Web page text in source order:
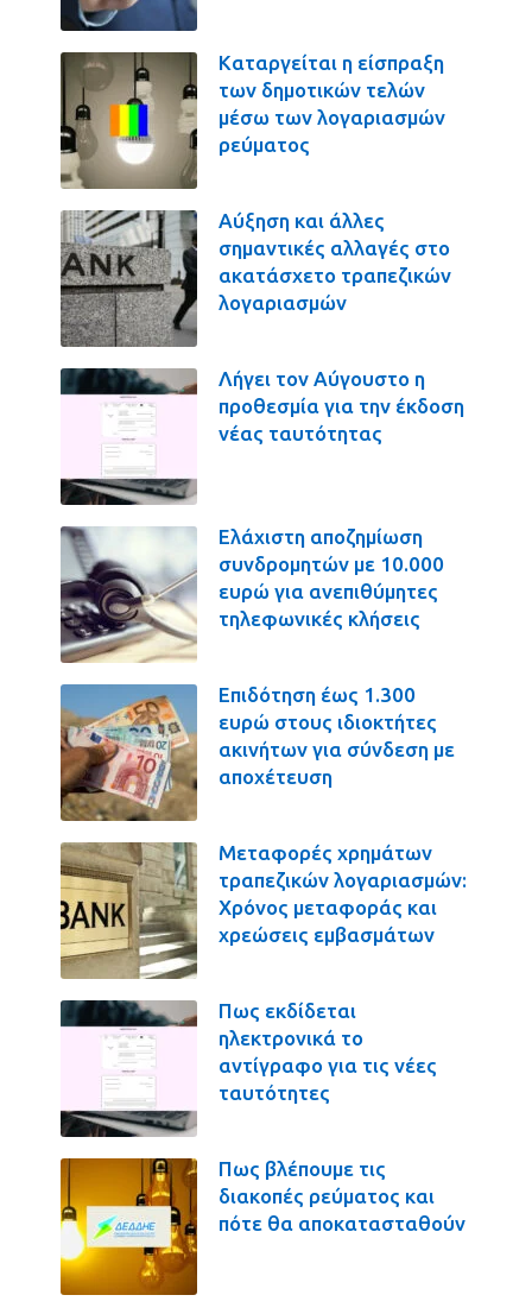
Καταργείται η είσπραξη
των δημοτικών τελών
μέσω των λογαριασμών
ρεύματος
Αύξηση και άλλες
σημαντικές αλλαγές στο
ακατάσχετο τραπεζικών
λογαριασμών
Λήγει τον Αύγουστο η
προθεσμία για την έκδοση
νέας ταυτότητας
Ελάχιστη αποζημίωση
συνδρομητών με 10.000
ευρώ για ανεπιθύμητες
τηλεφωνικές κλήσεις
Επιδότηση έως 1.300
ευρώ στους ιδιοκτήτες
ακινήτων για σύνδεση με
αποχέτευση
Μεταφορές χρημάτων
τραπεζικών λογαριασμών:
Χρόνος μεταφοράς και
χρεώσεις εμβασμάτων
Πως εκδίδεται
ηλεκτρονικά το
αντίγραφο για τις νέες
ταυτότητες
Πως βλέπουμε τις
διακοπές ρεύματος και
πότε θα αποκατασταθούν